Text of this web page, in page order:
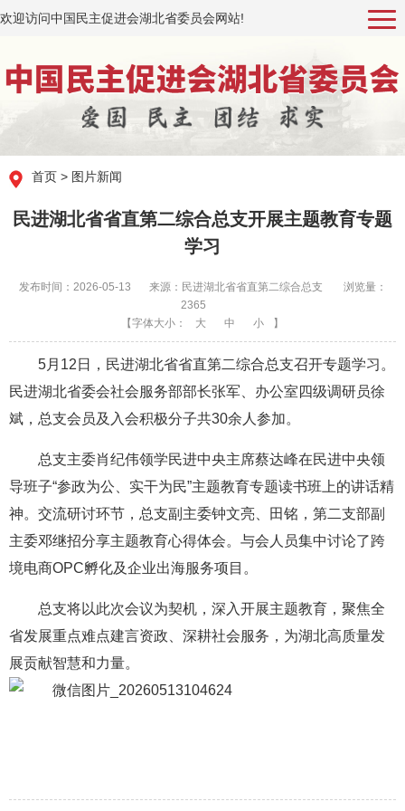
欢迎访问中国民主促进会湖北省委员会网站!
首页 > 图片新闻
民进湖北省省直第二综合总支开展主题教育专题
学习
发布时间：2026-05-13 来源：民进湖北省省直第二综合总支
浏览量：
2365
【字体大小：
大 中 小 】
5月12日，民进湖北省省直第二综合总支召开专题学习。
民进湖北省委会社会服务部部长张军、办公室四级调研员徐
斌，总支会员及入会积极分子共30余人参加。
总支主委肖纪伟领学民进中央主席蔡达峰在民进中央领
导班子“参政为公、实干为民”主题教育专题读书班上的讲话精
神。 交流研讨环节，总支副主委钟文亮、田铭，第二支部副
主委邓继招分享主题教育心得体会。与会人员集中讨论了跨
境电商OPC孵化及企业出海服务项目。
总支将以此次会议为契机，深入开展主题教育，聚焦全
省发展重点难点建言资政、深耕社会服务，为湖北高质量发
展贡献智慧和力量。